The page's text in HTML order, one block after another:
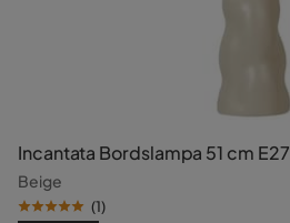
Incantata Bordslampa 51 cm E27
Beige
(1)